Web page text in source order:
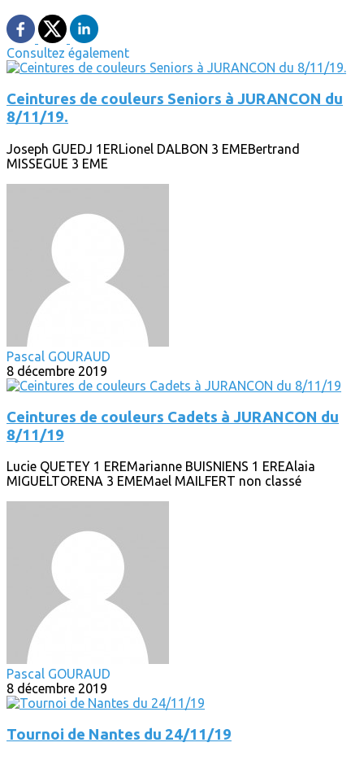
Consultez également
Ceintures de couleurs Seniors à JURANCON du
8/11/19.
Joseph GUEDJ 1ERLionel DALBON 3 EMEBertrand
MISSEGUE 3 EME
Pascal GOURAUD
8 décembre 2019
Ceintures de couleurs Cadets à JURANCON du
8/11/19
Lucie QUETEY 1 EREMarianne BUISNIENS 1 EREAlaia
MIGUELTORENA 3 EMEMael MAILFERT non classé
Pascal GOURAUD
8 décembre 2019
Tournoi de Nantes du 24/11/19